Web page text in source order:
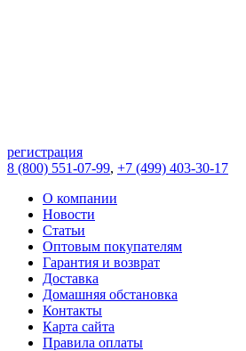
регистрация
8 (800) 551-07-99, +7 (499) 403-30-17
О компании
Новости
Статьи
Оптовым покупателям
Гарантия и возврат
Доставка
Домашняя обстановка
Контакты
Карта сайта
Правила оплаты